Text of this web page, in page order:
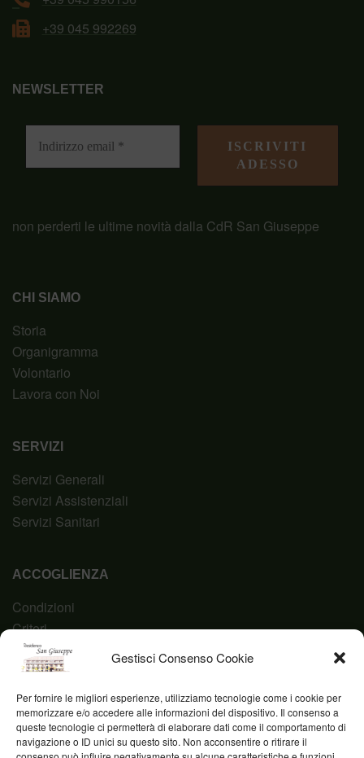
Gestisci Consenso Cookie
Per fornire le migliori esperienze, utilizziamo tecnologie come i cookie per
memorizzare e/o accedere alle informazioni del dispositivo. Il consenso a
queste tecnologie ci permetterà di elaborare dati come il comportamento di
navigazione o ID unici su questo sito. Non acconsentire o ritirare il
+39 045 992269
CHI SIAMO
Storia
Organigramma
Volontario
Lavora con Noi
SERVIZI
Servizi Generali
Servizi Assistenziali
Servizi Sanitari
ACCOGLIENZA
Condizioni
Criteri
Domanda
Codice Etico
NEWSLETTER
non perderti le ultime novità dalla CdR San Giuseppe
Fond. Casa San Giuseppe ETS © 2023 | P.IVA